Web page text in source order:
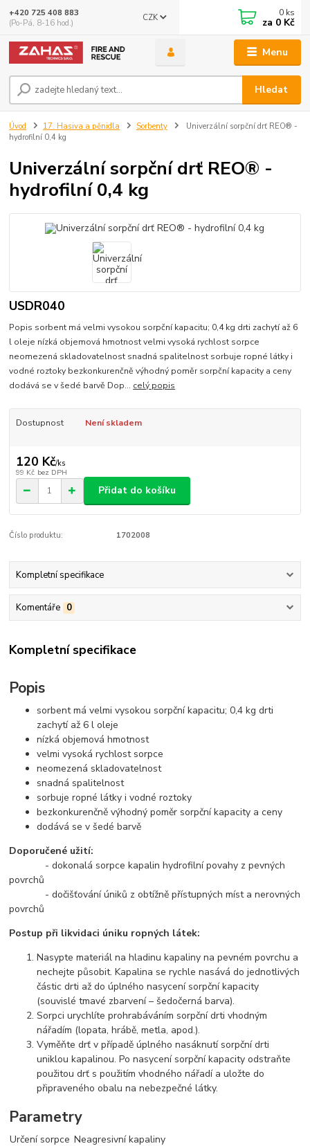
Menu
CZK
Hledat
+420 725 408 883
(Po-Pá, 8-16 hod.)
0 ks
za 0 Kč
Úvod 17. Hasiva a pěnidla Sorbenty
Univerzální sorpční drť REO® -
hydrofilní 0,4 kg
Univerzální sorpční drť REO® -
hydrofilní 0,4 kg
USDR040
Popis sorbent má velmi vysokou sorpční kapacitu; 0,4 kg drti zachytí až 6
l oleje nízká objemová hmotnost velmi vysoká rychlost sorpce
neomezená skladovatelnost snadná spalitelnost sorbuje ropné látky i
vodné roztoky bezkonkurenčně výhodný poměr sorpční kapacity a ceny
dodává se v šedé barvě Dop... celý popis
Dostupnost Není skladem
120 Kč/ks
99 Kč bez DPH
Přidat do košíku
Číslo produktu: 1702008
Kompletní specifikace
Komentáře 0
Kompletní specifikace
Popis
sorbent má velmi vysokou sorpční kapacitu; 0,4 kg drti
zachytí až 6 l oleje
nízká objemová hmotnost
velmi vysoká rychlost sorpce
neomezená skladovatelnost
snadná spalitelnost
sorbuje ropné látky i vodné roztoky
bezkonkurenčně výhodný poměr sorpční kapacity a ceny
dodává se v šedé barvě
Doporučené užití:
- dokonalá sorpce kapalin hydrofilní povahy z pevných
povrchů
- dočišťování úniků z obtížně přístupných míst a nerovných
povrchů
Postup při likvidaci úniku ropných látek:
Nasypte materiál na hladinu kapaliny na pevném povrchu a
nechejte působit. Kapalina se rychle nasává do jednotlivých
částic drti až do úplného nasycení sorpční kapacity
(souvislé tmavé zbarvení – šedočerná barva).
Sorpci urychlíte prohrabáváním sorpční drti vhodným
nářadím (lopata, hrábě, metla, apod.).
Vyměňte drť v případě úplného nasáknutí sorpční drti
uniklou kapalinou. Po nasycení sorpční kapacity odstraňte
použitou drť s použitím vhodného nářadí a uložte do
připraveného obalu na nebezpečné látky.
Parametry
Určení sorpce Neagresivní kapaliny